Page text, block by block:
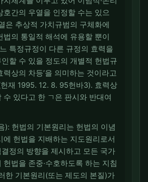
호간의 우열을 인정할 수는 있으
은 추상적 가치규범의 구체화에
법의 통일적 해석에 유용할 뿐이
특정규정이 다른 규정의 효력을
할 수 있을 정도의 개별적 헌법규
력상의 차등’을 의미하는 것이라고
재 1995. 12. 8. 95헌바3). 효력상
수 있다고 한 ㄱ은 판시와 반대여
): 헌법의 기본원리는 헌법의 이념
에 헌법을 지배하는 지도원리로서
정의 방향을 제시하고 모든 국가
헌법을 존중·수호하도록 하는 지침
한 기본원리(또는 제도의 본질)가